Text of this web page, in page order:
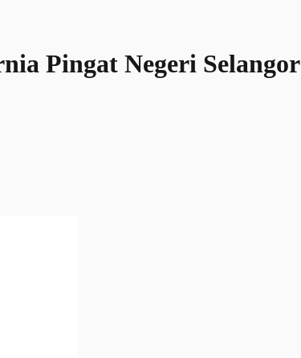
Pingat Negeri Selangor